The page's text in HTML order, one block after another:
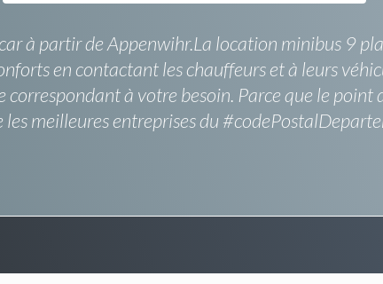
à partir de Appenwihr.La location minibus 9
en contactant les chauffeurs et à leurs
à votre besoin. Parce que le point
meilleures entreprises du